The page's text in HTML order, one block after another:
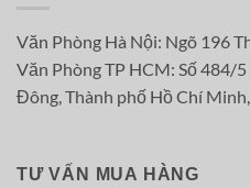
Văn Phòng Hà Nội: Ngõ 196
Văn Phòng TP HCM: Số 484/
Đông, Thành phố Hồ Chí
TƯ VẤN MUA HÀNG